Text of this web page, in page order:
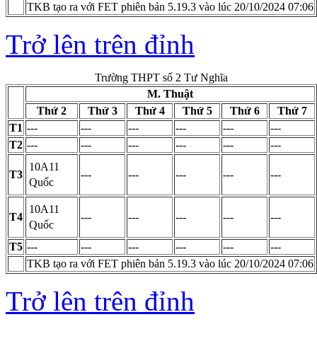
TKB tạo ra với FET phiên bản 5.19.3 vào lúc 20/10/2024 07:06
Trở lên trên đỉnh
Trường THPT số 2 Tư Nghĩa
M. Thuật
Thứ 2
Thứ 3 Thứ 4 Thứ 5 Thứ 6
Thứ 7
T1 --- --- --- --- ---
---
T2 --- --- --- --- --- ---
T3
10A11
Quốc
--- --- --- --- ---
T4
10A11
Quốc
--- --- --- --- ---
T5 --- --- --- --- ---
---
TKB tạo ra với FET phiên bản 5.19.3 vào lúc 20/10/2024 07:06
Trở lên trên đỉnh